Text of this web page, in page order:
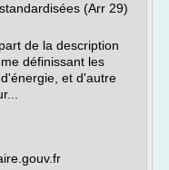
(Arr 29)
de la description
définissant les
et d'autre